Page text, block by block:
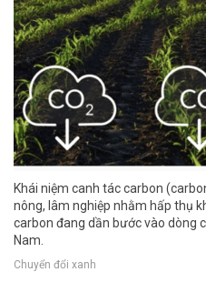
Khái niệm canh tác carbon
nông, lâm nghiệp nhằm hấp thụ
carbon đang dần bước vào dòng
Nam.
Chuyển đổi xanh